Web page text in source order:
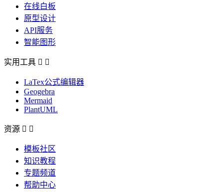
在线白板
原型设计
API服务
智能图形
实用工具  
LaTex公式编辑器
Geogebra
Mermaid
PlantUML
资源  
模板社区
知识教程
专题频道
帮助中心